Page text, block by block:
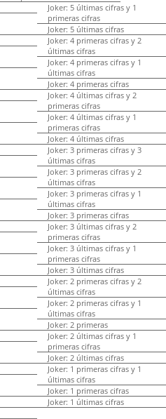
Joker: 5 últimas cifras y 1
primeras cifras
Joker: 5 últimas cifras
Joker: 4 primeras cifras y 2
últimas cifras
Joker: 4 primeras cifras y 1
últimas cifras
Joker: 4 primeras cifras
Joker: 4 últimas cifras y 2
primeras cifras
Joker: 4 últimas cifras y 1
primeras cifras
Joker: 4 últimas cifras
Joker: 3 primeras cifras y 3
últimas cifras
Joker: 3 primeras cifras y 2
últimas cifras
Joker: 3 primeras cifras y 1
últimas cifras
Joker: 3 primeras cifras
Joker: 3 últimas cifras y 2
primeras cifras
Joker: 3 últimas cifras y 1
primeras cifras
Joker: 3 últimas cifras
Joker: 2 primeras cifras y 2
últimas cifras
Joker: 2 primeras cifras y 1
últimas cifras
Joker: 2 primeras
Joker: 2 últimas cifras y 1
primeras cifras
Joker: 2 últimas cifras
Joker: 1 primeras cifras y 1
últimas cifras
Joker: 1 primeras cifras
Joker: 1 últimas cifras